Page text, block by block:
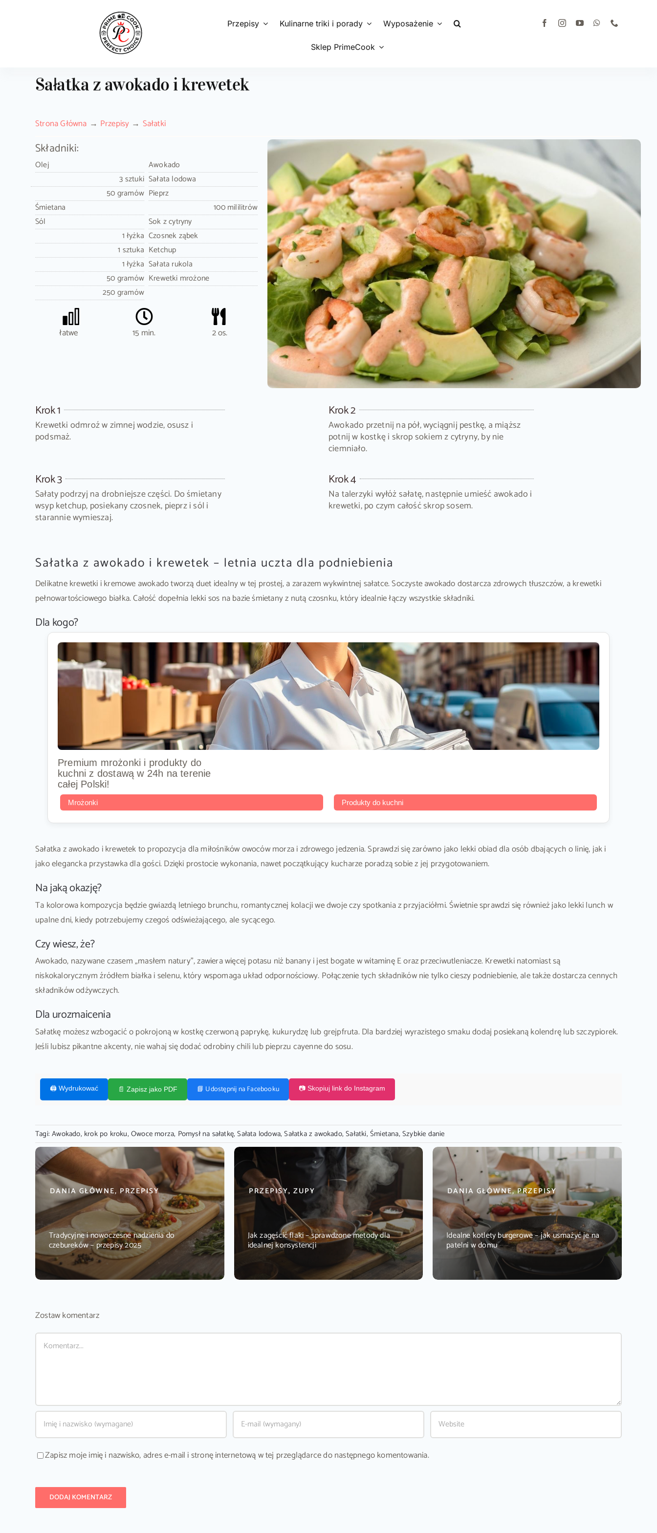
Przepisy Kulinarne triki i porady Wyposażenie
Sklep PrimeCook
Sałatka z awokado i krewetek
Strona Główna Przepisy Sałatki
Składniki:
Olej
Awokado
3 sztuki Sałata lodowa
50 gramów Pieprz
Śmietana
100 mililitrów
Sól
Sok z cytryny
1 łyżka Czosnek ząbek
1 sztuka Ketchup
1 łyżka Sałata rukola
50 gramów Krewetki mrożone
250 gramów
łatwe 15 min. 2 os.
Krok 1
Krewetki odmroź w zimnej wodzie, osusz i
podsmaż.
Krok 2
Awokado przetnij na pół, wyciągnij pestkę, a miąższ
potnij w kostkę i skrop sokiem z cytryny, by nie
ciemniało.
Krok 3
Sałaty podrzyj na drobniejsze części. Do śmietany
wsyp ketchup, posiekany czosnek, pieprz i sól i
starannie wymieszaj.
Krok 4
Na talerzyki wyłóż sałatę, następnie umieść awokado i
krewetki, po czym całość skrop sosem.
Sałatka z awokado i krewetek – letnia uczta dla podniebienia
Delikatne krewetki i kremowe awokado tworzą duet idealny w tej prostej, a zarazem wykwintnej sałatce. Soczyste awokado dostarcza zdrowych tłuszczów, a krewetki
pełnowartościowego białka. Całość dopełnia lekki sos na bazie śmietany z nutą czosnku, który idealnie łączy wszystkie składniki.
Dla kogo?
Premium mrożonki i produkty do
kuchni z dostawą w 24h na terenie
całej Polski!
Mrożonki Produkty do kuchni
Sałatka z awokado i krewetek to propozycja dla miłośników owoców morza i zdrowego jedzenia. Sprawdzi się zarówno jako lekki obiad dla osób dbających o linię, jak i
jako elegancka przystawka dla gości. Dzięki prostocie wykonania, nawet początkujący kucharze poradzą sobie z jej przygotowaniem.
Na jaką okazję?
Ta kolorowa kompozycja będzie gwiazdą letniego brunchu, romantycznej kolacji we dwoje czy spotkania z przyjaciółmi. Świetnie sprawdzi się również jako lekki lunch w
upalne dni, kiedy potrzebujemy czegoś odświeżającego, ale sycącego.
Czy wiesz, że?
Awokado, nazywane czasem „masłem natury”, zawiera więcej potasu niż banany i jest bogate w witaminę E oraz przeciwutleniacze. Krewetki natomiast są
niskokalorycznym źródłem białka i selenu, który wspomaga układ odpornościowy. Połączenie tych składników nie tylko cieszy podniebienie, ale także dostarcza cennych
składników odżywczych.
Dla urozmaicenia
Sałatkę możesz wzbogacić o pokrojoną w kostkę czerwoną paprykę, kukurydzę lub grejpfruta. Dla bardziej wyrazistego smaku dodaj posiekaną kolendrę lub szczypiorek.
Jeśli lubisz pikantne akcenty, nie wahaj się dodać odrobiny chili lub pieprzu cayenne do sosu.
🖨️ Wydrukować 📄 Zapisz jako PDF 📘 Udostępnij na Facebooku 📷 Skopiuj link do Instagram
Tagi:Awokado, krok po kroku, Owoce morza, Pomysł na sałatkę,Sałata lodowa,Sałatka z awokado,Sałatki,Śmietana,Szybkie danie
DANIA GŁÓWNE, PRZEPISY
Tradycyjne i nowoczesne nadzienia do
czebureków – przepisy 2025
PRZEPISY, ZUPY
Jak zagęścić flaki – sprawdzone metody dla
idealnej konsystencji
DANIA GŁÓWNE, PRZEPISY
Idealne kotlety burgerowe – jak usmażyć je na
patelni w domu
Zostaw komentarz
Comment
Zapisz moje imię i nazwisko, adres e-mail i stronę internetową w tej przeglądarce do następnego komentowania.